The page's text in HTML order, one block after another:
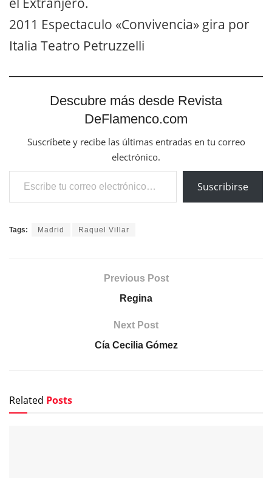
2011 Espectaculo «Convivencia» gira por
Italia Teatro Petruzzelli
Descubre más desde Revista
DeFlamenco.com
Suscríbete y recibe las últimas entradas en tu correo
electrónico.
Escribe tu correo electrónico…
Suscribirse
Tags: Madrid Raquel Villar
Previous Post
Regina
Next Post
Cía Cecilia Gómez
Related Posts